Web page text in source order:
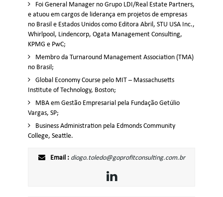
Foi General Manager no Grupo LDI/Real Estate Partners,
e atuou em cargos de liderança em projetos de empresas
no Brasil e Estados Unidos como Editora Abril, STU USA Inc.,
Whirlpool, Lindencorp, Ogata Management Consulting,
KPMG e PwC;
Membro da Turnaround Management Association (TMA)
no Brasil;
Global Economy Course pelo MIT – Massachusetts
Institute of Technology, Boston;
MBA em Gestão Empresarial pela Fundação Getúlio
Vargas, SP;
Business Administration pela Edmonds Community
College, Seattle.
Email : diogo.toledo@goprofitconsulting.com.br